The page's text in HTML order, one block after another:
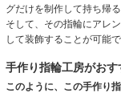
グだけを制作して持ち帰
そして、その指輪にアレ
して装飾することが可能で
手作り指輪工房がおす
このように、この手作り